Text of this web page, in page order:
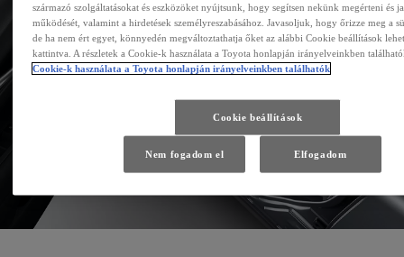
származó szolgáltatásokat és eszközöket nyújtsunk, hogy segítsen nekünk megérteni és
működését, valamint a hirdetések személyreszabásához. Javasoljuk, hogy őrizze meg a
de ha nem ért egyet, könnyedén megváltoztathatja őket az alábbi Cookie beállítások
kattintva. A részletek a Cookie-k használata a Toyota honlapján irányelveinkben
Cookie-k használata a Toyota honlapján irányelveinkben találhatók
Cookie beállítások
Nem fogadom el Elfogadom